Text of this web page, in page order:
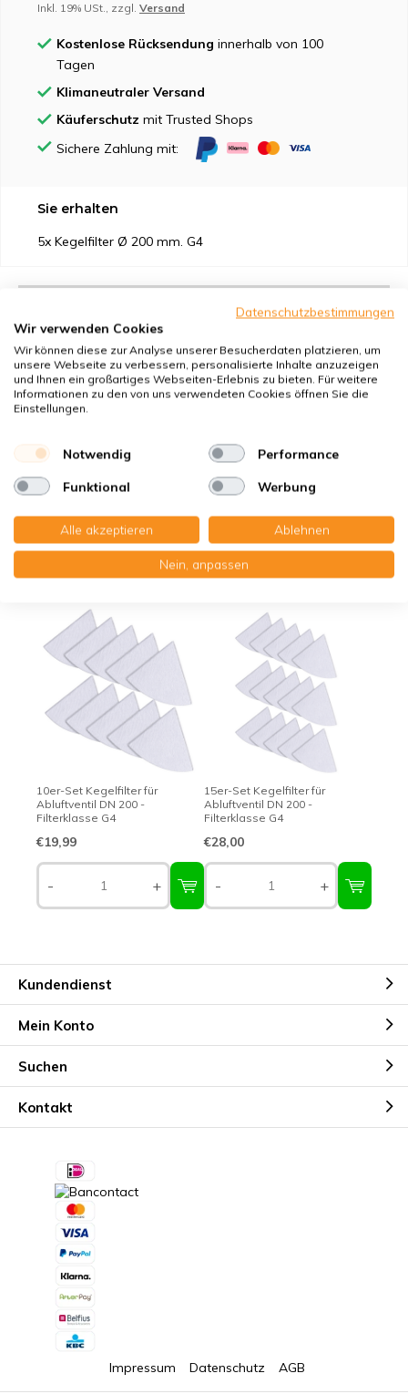
Inkl. 19% USt., zzgl. Versand
Kostenlose Rücksendung innerhalb von 100
Tagen
Klimaneutraler Versand
Käuferschutz mit Trusted Shops
Sichere Zahlung mit:
Sie erhalten
5x Kegelfilter Ø 200 mm. G4
Geeignet für
Schutz vor
Produktbeschreibung
Erstklassige Qualität - Made in Germany
Expertentipp
10er-Set Kegelfilter für
Abluftventil DN 200 -
Filterklasse G4
€19,99
- +
15er-Set Kegelfilter für
Abluftventil DN 200 -
Filterklasse G4
€28,00
- +
Kundendienst
Mein Konto
Suchen
Kontakt
Impressum Datenschutz AGB
Datenschutzbestimmungen
Wir verwenden Cookies
Wir können diese zur Analyse unserer Besucherdaten platzieren, um
unsere Webseite zu verbessern, personalisierte Inhalte anzuzeigen
und Ihnen ein großartiges Webseiten-Erlebnis zu bieten. Für weitere
Informationen zu den von uns verwendeten Cookies öffnen Sie die
Einstellungen.
Notwendig Performance
Funktional Werbung
Alle akzeptieren Ablehnen
Nein, anpassen